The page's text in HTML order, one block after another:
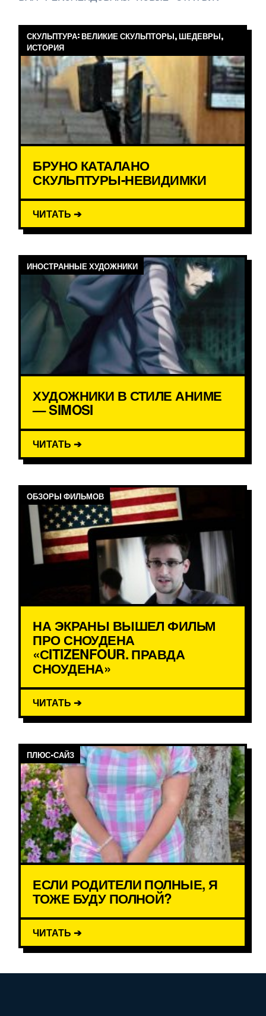
СКУЛЬПТУРА: ВЕЛИКИЕ СКУЛЬПТОРЫ, ШЕДЕВРЫ,
ИСТОРИЯ
БРУНО КАТАЛАНО
СКУЛЬПТУРЫ-НЕВИДИМКИ
ЧИТАТЬ ➔
ИНОСТРАННЫЕ ХУДОЖНИКИ
ХУДОЖНИКИ В СТИЛЕ АНИМЕ
— SIMOSI
ЧИТАТЬ ➔
ОБЗОРЫ ФИЛЬМОВ
НА ЭКРАНЫ ВЫШЕЛ ФИЛЬМ
ПРО СНОУДЕНА
«СITIZENFOUR. ПРАВДА
СНОУДЕНА»
ЧИТАТЬ ➔
ПЛЮС-САЙЗ
ЕСЛИ РОДИТЕЛИ ПОЛНЫЕ, Я
ТОЖЕ БУДУ ПОЛНОЙ?
ЧИТАТЬ ➔